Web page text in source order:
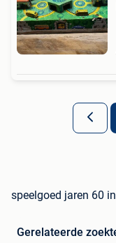
speelgoed jaren 60
Gerelateerde